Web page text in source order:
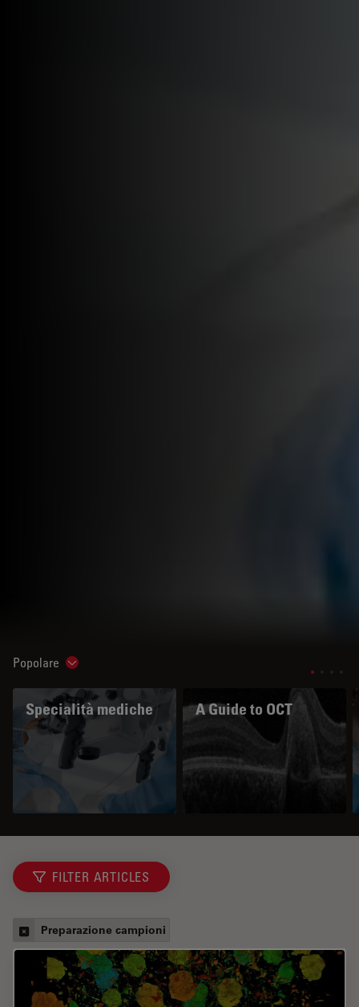
Popolare Show subnavigation
Specialità mediche A Guide to OCT
FILTER ARTICLES
Preparazione campioni